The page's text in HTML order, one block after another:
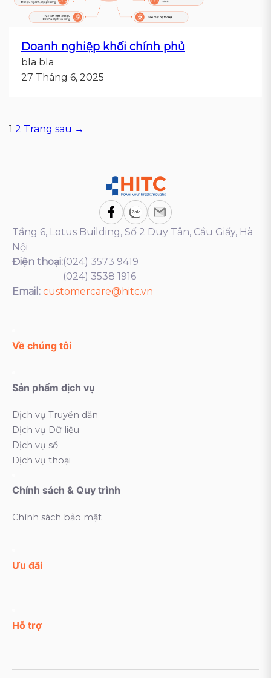
Doanh nghiệp khối chính phủ
bla bla
27 Tháng 6, 2025
Phân
1 2 Trang sau →
Tầng 6, Lotus Building, Số 2 Duy Tân, Cầu Giấy, Hà
Nội
Điện thoại:(024) 3573 9419
(024) 3538 1916
Email: customercare@hitc.vn
Về chúng tôi
Sản phẩm dịch vụ
Dịch vụ Truyền dẫn
Dịch vụ Dữ liệu
Dịch vụ số
Dịch vụ thoại
Chính sách & Quy trình
Chính sách bảo mật
Ưu đãi
Hỗ trợ